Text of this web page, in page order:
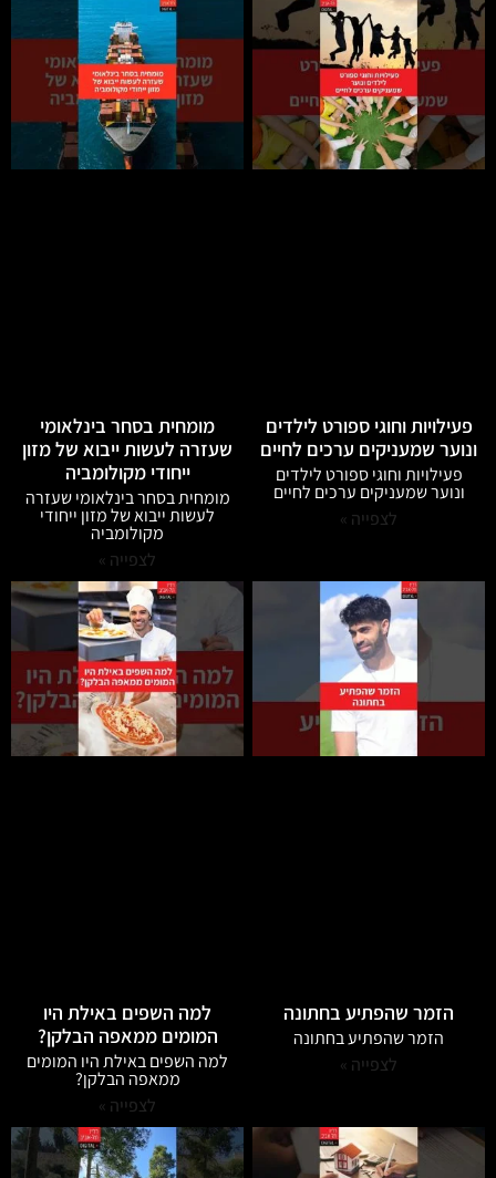
פעילויות וחוגי ספורט לילדים
ונוער שמעניקים ערכים לחיים
פעילויות וחוגי ספורט לילדים
ונוער שמעניקים ערכים לחיים
לצפייה »
מומחית בסחר בינלאומי
שעזרה לעשות ייבוא של מזון
ייחודי מקולומביה
מומחית בסחר בינלאומי שעזרה
לעשות ייבוא של מזון ייחודי
מקולומביה
לצפייה »
הזמר שהפתיע בחתונה
הזמר שהפתיע בחתונה
לצפייה »
למה השפים באילת היו
המומים ממאפה הבלקן?
למה השפים באילת היו המומים
ממאפה הבלקן?
לצפייה »